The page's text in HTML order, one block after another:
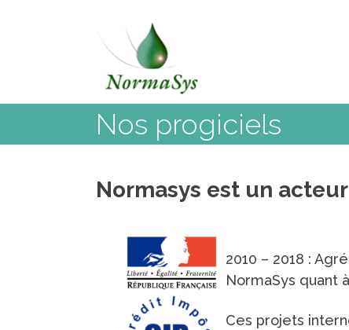
Nos progiciels
Normasys est un
2010 – 2018 :
NormaSys quant
Ces projets